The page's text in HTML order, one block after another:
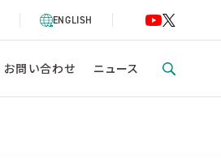
ENGLISH
お問い合わせ ニュース